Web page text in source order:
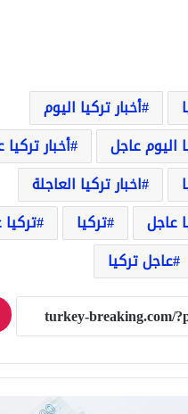
أخبار تركيا اليوم
اليوم عاجل
أخبار
اخبار تركيا العاجلة
عاجل
تركيا
عاجل تركيا